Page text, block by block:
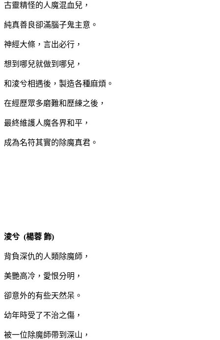
古靈精怪的人魔混血兒，
純真善良卻滿腦子鬼主意。
神經大條，言出必行，
想到哪兒就做到哪兒，
和淩兮相遇後，製造各種麻煩。
在經歷眾多磨難和歷練之後，
最終維護人魔各界和平，
成為名符其實的除魔真君。
淩兮 (楊蓉 飾)
背負深仇的人類除魔師，
美艷高冷，愛恨分明，
卻意外的有些天然呆。
幼年時受了不治之傷，
被一位除魔師帶到深山，